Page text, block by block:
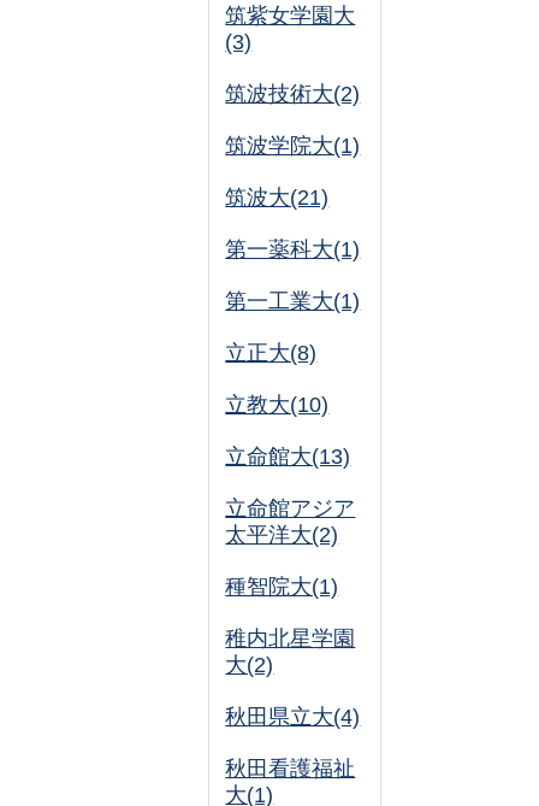
筑紫女学園大
(3)
筑波技術大(2)
筑波学院大(1)
筑波大(21)
第一薬科大(1)
第一工業大(1)
立正大(8)
立教大(10)
立命館大(13)
立命館アジア
太平洋大(2)
種智院大(1)
稚内北星学園
大(2)
秋田県立大(4)
秋田看護福祉
大(1)